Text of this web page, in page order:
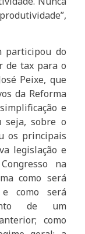
participou do
de tax para o
Peixe, que
da Reforma
e
seja, sobre o
os principais
legislação e
na
como será
como será
de um
como